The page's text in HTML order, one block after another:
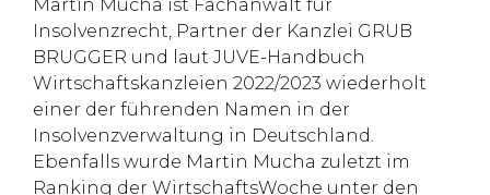
Martin Mucha ist Fachanwalt für
Insolvenzrecht, Partner der Kanzlei GRUB
BRUGGER und laut JUVE-Handbuch
Wirtschaftskanzleien 2022/2023 wiederholt
einer der führenden Namen in der
Insolvenzverwaltung in Deutschland.
Ebenfalls wurde Martin Mucha zuletzt im
Ranking der WirtschaftsWoche unter den